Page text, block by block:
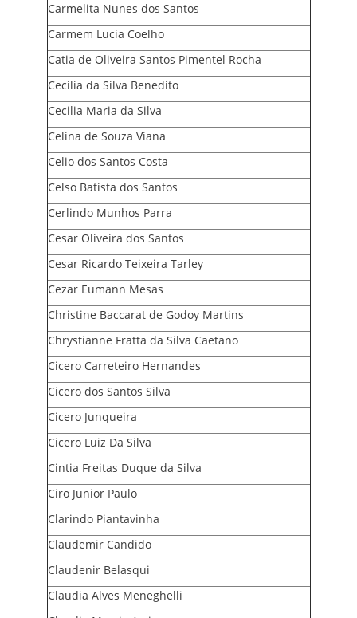
Carmelita Nunes dos Santos
Carmem Lucia Coelho
Catia de Oliveira Santos Pimentel Rocha
Cecilia da Silva Benedito
Cecilia Maria da Silva
Celina de Souza Viana
Celio dos Santos Costa
Celso Batista dos Santos
Cerlindo Munhos Parra
Cesar Oliveira dos Santos
Cesar Ricardo Teixeira Tarley
Cezar Eumann Mesas
Christine Baccarat de Godoy Martins
Chrystianne Fratta da Silva Caetano
Cicero Carreteiro Hernandes
Cicero dos Santos Silva
Cicero Junqueira
Cicero Luiz Da Silva
Cintia Freitas Duque da Silva
Ciro Junior Paulo
Clarindo Piantavinha
Claudemir Candido
Claudenir Belasqui
Claudia Alves Meneghelli